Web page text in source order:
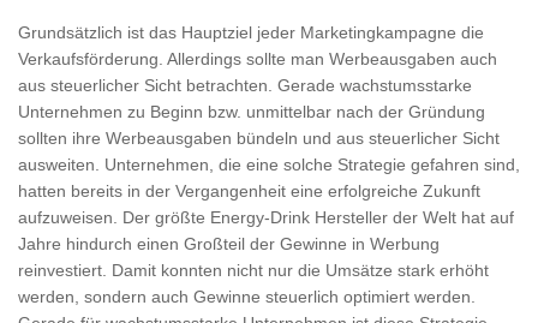
Grundsätzlich ist das Hauptziel jeder Marketingkampagne die
Verkaufsförderung. Allerdings sollte man Werbeausgaben auch
aus steuerlicher Sicht betrachten. Gerade wachstumsstarke
Unternehmen zu Beginn bzw. unmittelbar nach der Gründung
sollten ihre Werbeausgaben bündeln und aus steuerlicher Sicht
ausweiten. Unternehmen, die eine solche Strategie gefahren sind,
hatten bereits in der Vergangenheit eine erfolgreiche Zukunft
aufzuweisen. Der größte Energy-Drink Hersteller der Welt hat auf
Jahre hindurch einen Großteil der Gewinne in Werbung
reinvestiert. Damit konnten nicht nur die Umsätze stark erhöht
werden, sondern auch Gewinne steuerlich optimiert werden.